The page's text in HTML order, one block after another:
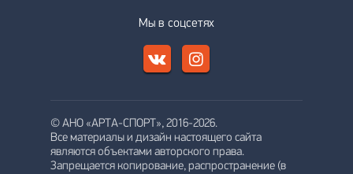
Мы в соцсетях
© АНО «АРТА-СПОРТ», 2016-2026.
Все материалы и дизайн настоящего сайта
являются объектами авторского права.
Запрещается копирование, распространение (в